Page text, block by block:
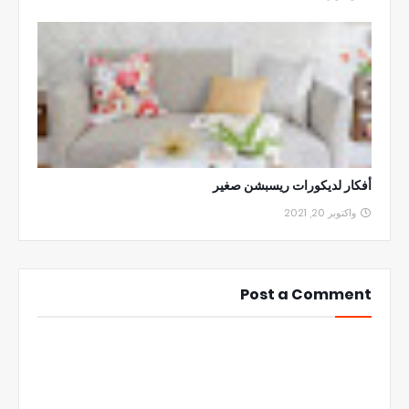
أفكار لديكورات ريسبشن صغير
واكتوبر 20, 2021
Post a Comment